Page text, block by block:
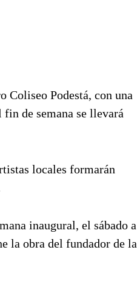
Coliseo Podestá, con una
de semana se llevará
locales formarán
inaugural, el sábado a
la obra del fundador de la